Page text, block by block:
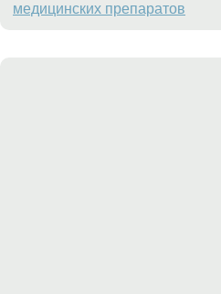
медицинских препаратов